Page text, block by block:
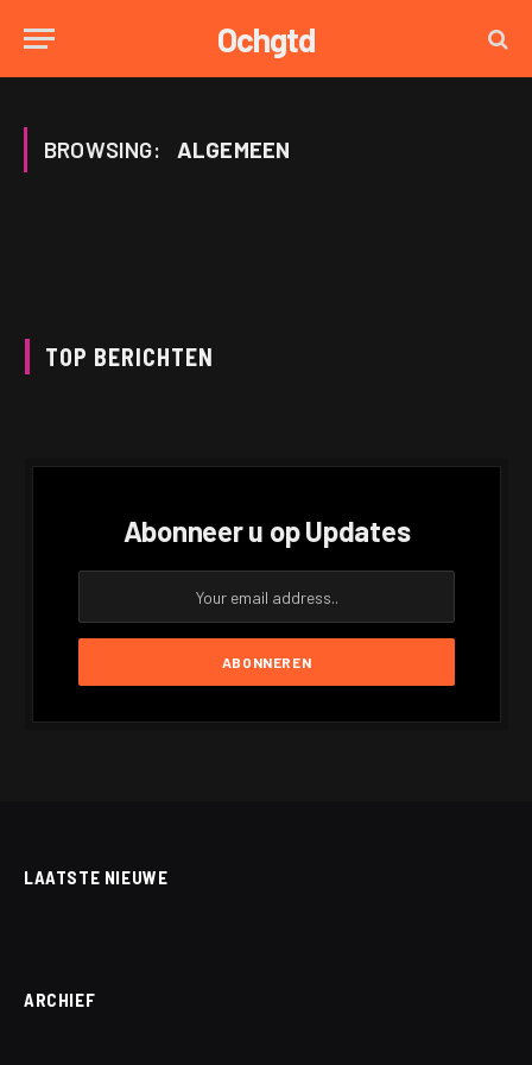
Ochgtd
BROWSING: ALGEMEEN
TOP BERICHTEN
Abonneer u op Updates
LAATSTE NIEUWE
ARCHIEF